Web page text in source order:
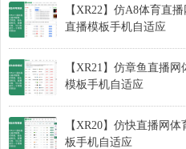
【XR22】仿A8体育直
直播模板手机自适应
【XR21】仿章鱼直播
模板手机自适应
【XR20】仿快直播网
板手机自适应